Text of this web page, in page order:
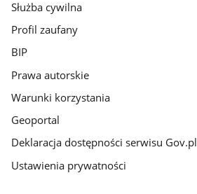
Służba cywilna
Profil zaufany
BIP
Prawa autorskie
Warunki korzystania
Geoportal
Deklaracja dostępności serwisu Gov.pl
Ustawienia prywatności